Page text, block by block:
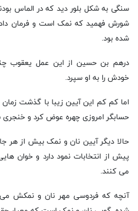
سنگی به شکل بلور دید که در الماس
شورش فهمید که نمک است و فرمان داد
شده بود.
درهم بن حسین از این عمل یعقوب
خودش را به او سپرد.
اما کم کم این آیین زیبا با گذشت زمان
حسابگر امروزی چهره عوض کرد و
حالا دیگر آیین نان و نمک بیش از هر
پیش از انتخابات نمود دارد و خوان
می کنند.
آنچه که فردوسی مهر نان و نمکش می